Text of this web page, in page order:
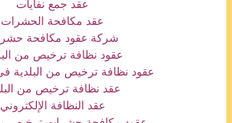
عقد جمع نفايات
عقد مكافحة الحشرات
شركة عقود مكافحة
عقود نظافة ترخيص من
عقود نظافة ترخيص من البلدية
عقد نظافة ترخيص من
عقد النظافة الإلكتروني